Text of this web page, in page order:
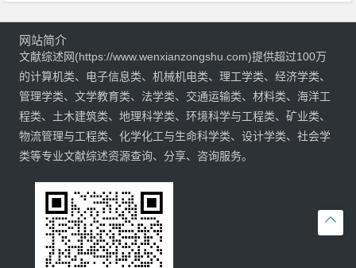

网站简介
文献综述网(https://www.wenxianzongshu.com)提供超过100万
的计算机类、电子信息类、机械机电类、理工学类、经济学类、
管理学类、文学教育类、法学类、交通运输类、材料类、海洋工
程类、土木建筑类、地理科学类、环境科学与工程类、矿业类、
物流管理与工程类、化学化工与生命科学类、设计学类、社会学
类等专业文献综述资源查询、分享、咨询服务。